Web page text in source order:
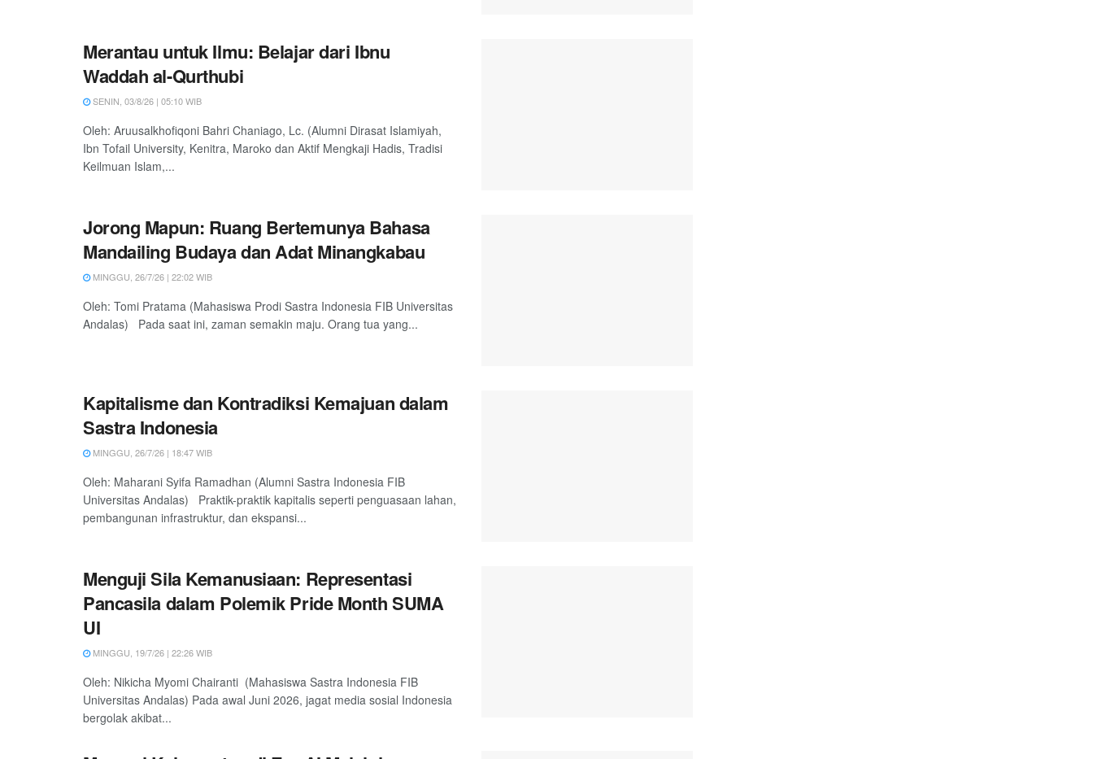
Merantau untuk Ilmu: Belajar dari Ibnu
Waddah al-Qurthubi
SENIN, 03/8/26 | 05:10 WIB
Oleh: Aruusalkhofiqoni Bahri Chaniago, Lc. (Alumni Dirasat Islamiyah,
Ibn Tofail University, Kenitra, Maroko dan Aktif Mengkaji Hadis, Tradisi
Keilmuan Islam,...
Jorong Mapun: Ruang Bertemunya Bahasa
Mandailing Budaya dan Adat Minangkabau
MINGGU, 26/7/26 | 22:02 WIB
Oleh: Tomi Pratama (Mahasiswa Prodi Sastra Indonesia FIB Universitas
Andalas) Pada saat ini, zaman semakin maju. Orang tua yang...
Kapitalisme dan Kontradiksi Kemajuan dalam
Sastra Indonesia
MINGGU, 26/7/26 | 18:47 WIB
Oleh: Maharani Syifa Ramadhan (Alumni Sastra Indonesia FIB
Universitas Andalas) Praktik-praktik kapitalis seperti penguasaan lahan,
pembangunan infrastruktur, dan ekspansi...
Menguji Sila Kemanusiaan: Representasi
Pancasila dalam Polemik Pride Month SUMA
UI
MINGGU, 19/7/26 | 22:26 WIB
Oleh: Nikicha Myomi Chairanti (Mahasiswa Sastra Indonesia FIB
Universitas Andalas) Pada awal Juni 2026, jagat media sosial Indonesia
bergolak akibat...